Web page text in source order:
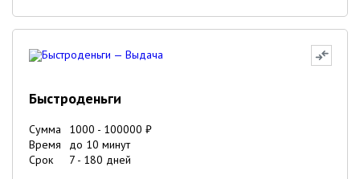
Быстроденьги
Сумма 1000 - 100000 ₽
Время
до 10 минут
Срок
7 - 180 дней